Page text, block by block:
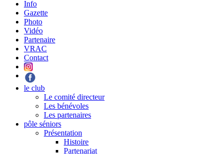
Info
Gazette
Photo
Vidéo
Partenaire
VRAC
Contact
le club
Le comité directeur
Les bénévoles
Les partenaires
pôle séniors
Présentation
Histoire
Partenariat